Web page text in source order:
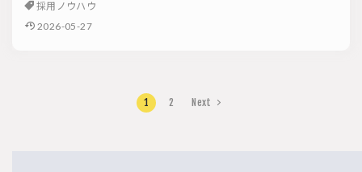
採用ノウハウ
2026-05-27
1 2 Next